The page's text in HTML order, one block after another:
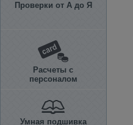
Проверки от А до Я
Расчеты с
персоналом
Умная подшивка